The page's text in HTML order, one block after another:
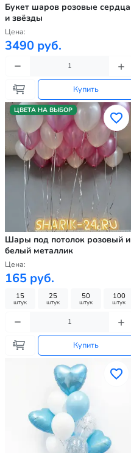
Букет шаров розовые сердца
и звёзды
Цена:
3490 руб.
Купить
ЦВЕТА НА ВЫБОР
Шары под потолок розовый и
белый металлик
Цена:
165 руб.
15
штук
25
штук
50
штук
100
штук
Купить